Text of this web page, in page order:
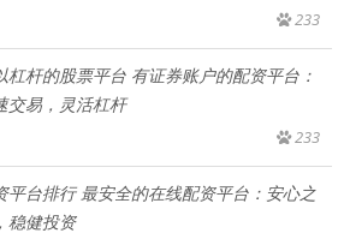
233
杠杆的股票平台 有证券账户的配资平台：
交易，灵活杠杆
233
平台排行 最安全的在线配资平台：安心之
稳健投资